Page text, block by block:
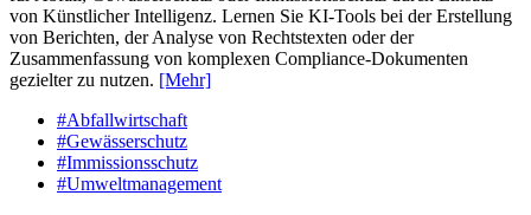
von Künstlicher Intelligenz. Lernen Sie KI-Tools bei der Erstellung
von Berichten, der Analyse von Rechtstexten oder der
Zusammenfassung von komplexen Compliance-Dokumenten
gezielter zu nutzen. [Mehr]
#Abfallwirtschaft
#Gewässerschutz
#Immissionsschutz
#Umweltmanagement